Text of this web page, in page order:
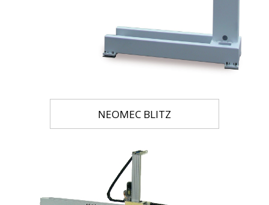
NEOMEC BLITZ